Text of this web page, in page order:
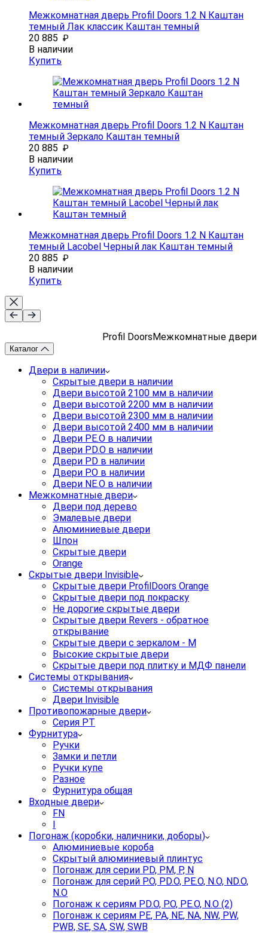
Межкомнатная дверь Profil Doors 1.2 N Каштан
темный Лак классик Каштан темный
20 885 ₽
В наличии
Купить
Межкомнатная дверь Profil Doors 1.2 N Каштан
темный Зеркало Каштан темный
20 885 ₽
В наличии
Купить
Межкомнатная дверь Profil Doors 1.2 N Каштан
темный Lacobel Черный лак Каштан темный
20 885 ₽
В наличии
Купить
Profil DoorsМежкомнатные двери
Каталог
Двери в наличии
Скрытые двери в наличии
Двери высотой 2100 мм в наличии
Двери высотой 2200 мм в наличии
Двери высотой 2300 мм в наличии
Двери высотой 2400 мм в наличии
Двери PE.O в наличии
Двери PD.O в наличии
Двери PD в наличии
Двери P.O в наличии
Двери NE.O в наличии
Межкомнатные двери
Двери под дерево
Эмалевые двери
Алюминиевые двери
Шпон
Скрытые двери
Orange
Скрытые двери Invisible
Скрытые двери ProfilDoors Orange
Скрытые двери под покраску
Не дорогие скрытые двери
Скрытые двери Revers - обратное
открывание
Скрытые двери с зеркалом - M
Высокие скрытые двери
Скрытые двери под плитку и МДФ панели
Системы открывания
Системы открывания
Двери Invisible
Противопожарные двери
Серия PT
Фурнитура
Ручки
Замки и петли
Ручки купе
Разное
Фурнитура общая
Входные двери
FN
I
Погонаж (коробки, наличники, доборы)
Алюминиевые короба
Скрытый алюминиевый плинтус
Погонаж для серии PD, PM, P, N
Погонаж для серий P.O, PD.O, PE.O, N.O, ND.O,
N.O
Погонаж к сериям PD.O, P.O, PE.O, N.O (2)
Погонаж к сериям PE, PA, NE, NA, NW, PW,
PWB, SE, SA, SW, SWB